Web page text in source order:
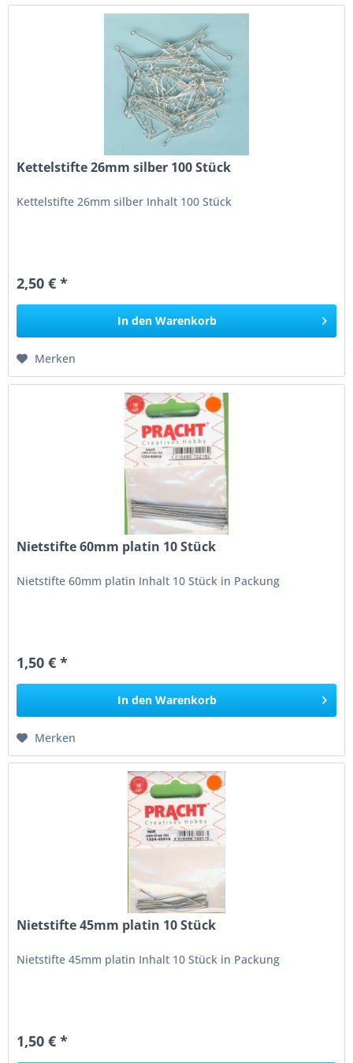
Kettelstifte 26mm silber 100 Stück
Kettelstifte 26mm silber Inhalt 100 Stück
2,50 € *
In den Warenkorb
Merken
Nietstifte 60mm platin 10 Stück
Nietstifte 60mm platin Inhalt 10 Stück in Packung
1,50 € *
In den Warenkorb
Merken
Nietstifte 45mm platin 10 Stück
Nietstifte 45mm platin Inhalt 10 Stück in Packung
1,50 € *